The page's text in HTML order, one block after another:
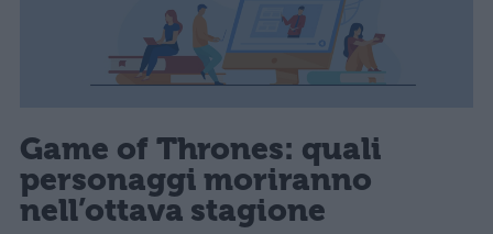
Game of Thrones: quali
personaggi moriranno
nell’ottava stagione